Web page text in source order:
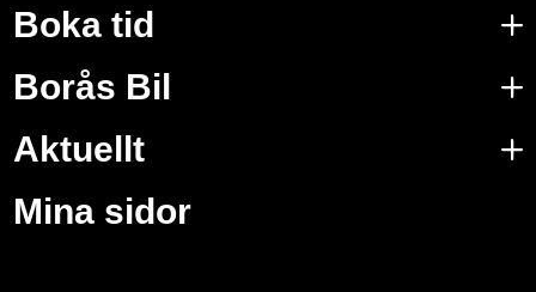
Boka tid
Borås Bil
Aktuellt
Mina sidor